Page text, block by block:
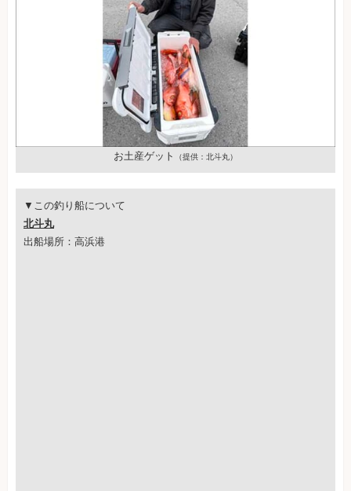
お土産ゲット （提供：北斗丸）
▼この釣り船について
北斗丸
出船場所：高浜港